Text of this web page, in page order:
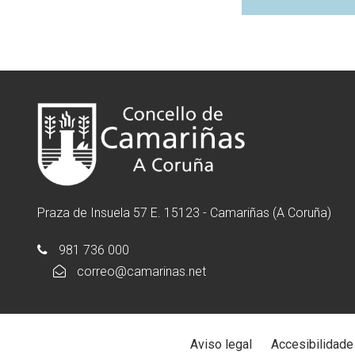
Praza de Insuela 57 E. 15123 - Camariñas (A Coruña)
981 736 000
correo@camarinas.net
Aviso legal Accesibilidade